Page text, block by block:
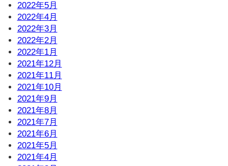
2022年5月
2022年4月
2022年3月
2022年2月
2022年1月
2021年12月
2021年11月
2021年10月
2021年9月
2021年8月
2021年7月
2021年6月
2021年5月
2021年4月